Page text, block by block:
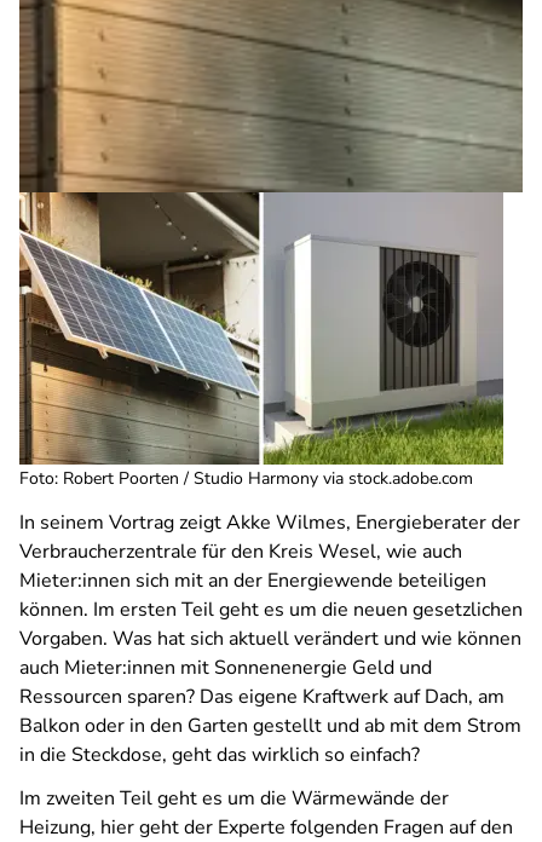
Foto: Robert Poorten / Studio Harmony via stock.adobe.com
In seinem Vortrag zeigt Akke Wilmes, Energieberater der
Verbraucherzentrale für den Kreis Wesel, wie auch
Mieter:innen sich mit an der Energiewende beteiligen
können. Im ersten Teil geht es um die neuen gesetzlichen
Vorgaben. Was hat sich aktuell verändert und wie können
auch Mieter:innen mit Sonnenenergie Geld und
Ressourcen sparen? Das eigene Kraftwerk auf Dach, am
Balkon oder in den Garten gestellt und ab mit dem Strom
in die Steckdose, geht das wirklich so einfach?
Im zweiten Teil geht es um die Wärmewände der
Heizung, hier geht der Experte folgenden Fragen auf den